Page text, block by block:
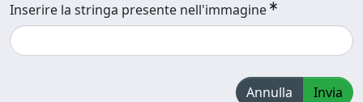
Inserire la stringa presente nell'immagine
Annulla Invia